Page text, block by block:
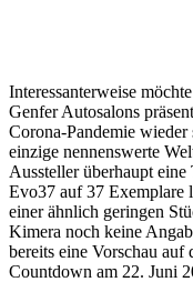
Interessanterweise
Genfer Autosalons
Corona-Pandemie
einzige nennenswerte
Aussteller überhaupt eine
Evo37 auf 37 Exemplare
einer ähnlich geringen
Kimera noch keine
bereits eine Vorschau
Countdown am 22. Juni